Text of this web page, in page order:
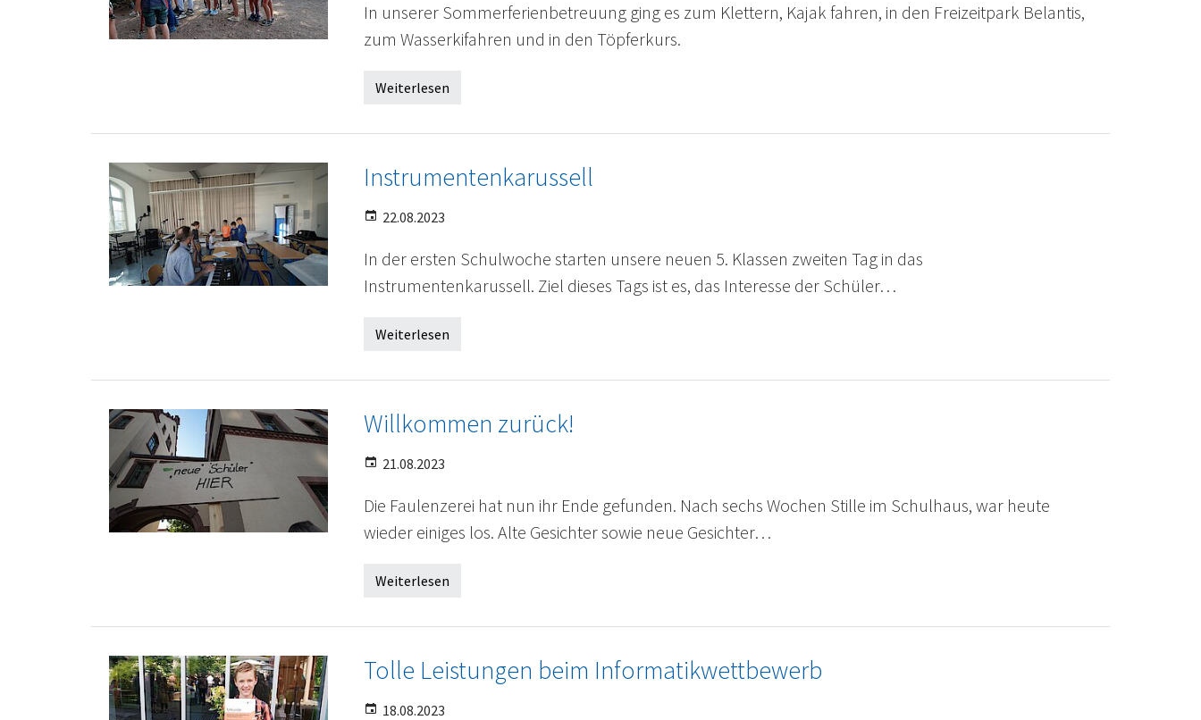
In unserer Sommerferienbetreuung ging es zum Klettern, Kajak fahren, in den Freizeitpark Belantis,
zum Wasserkifahren und in den Töpferkurs.
Weiterlesen
Instrumentenkarussell
22.08.2023
In der ersten Schulwoche starten unsere neuen 5. Klassen zweiten Tag in das
Instrumentenkarussell. Ziel dieses Tags ist es, das Interesse der Schüler…
Weiterlesen
Willkommen zurück!
21.08.2023
Die Faulenzerei hat nun ihr Ende gefunden. Nach sechs Wochen Stille im Schulhaus, war heute
wieder einiges los. Alte Gesichter sowie neue Gesichter…
Weiterlesen
Tolle Leistungen beim Informatikwettbewerb
18.08.2023